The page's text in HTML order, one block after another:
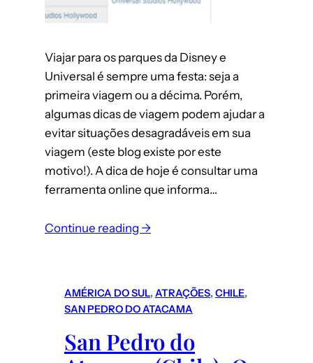
Viajar para os parques da Disney e
Universal é sempre uma festa: seja a
primeira viagem ou a décima. Porém,
algumas dicas de viagem podem ajudar a
evitar situações desagradáveis em sua
viagem (este blog existe por este
motivo!). A dica de hoje é consultar uma
ferramenta online que informa…
Continue reading →:
Lotação
dos
da
Disney
AMÉRICA DO SUL, ATRAÇÕES, CHILE
SAN PEDRO DO ATACAMA
San Pedro do